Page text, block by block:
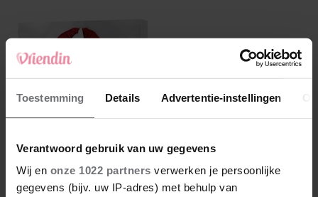
Toestemming Details Advertentie-instellingen
Verantwoord gebruik van uw gegevens
Wij en onze 1022 partners verwerken je persoonlijke
gegevens (bijv. uw IP-adres) met behulp van